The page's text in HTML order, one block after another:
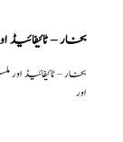
بخار –
بخار – ٹائیفائیڈ
اور